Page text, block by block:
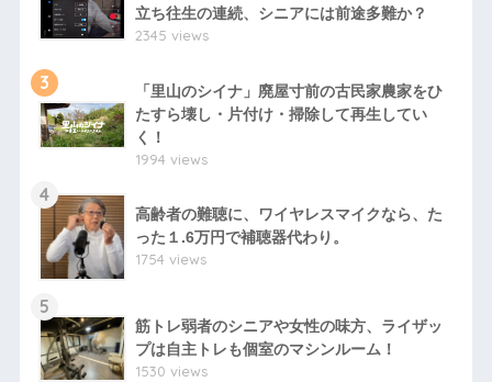
立ち往生の連続、シニアには前途多難か？
2345 views
3
「里山のシイナ」廃屋寸前の古民家農家をひ
たすら壊し・片付け・掃除して再生してい
く！
1994 views
4
高齢者の難聴に、ワイヤレスマイクなら、た
った１.6万円で補聴器代わり。
1754 views
5
筋トレ弱者のシニアや女性の味方、ライザッ
プは自主トレも個室のマシンルーム！
1530 views